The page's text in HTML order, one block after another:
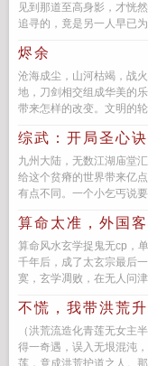
见到那道至高身影，才恍
追寻的，竟是另一人早已
烬余
沧海成尘，山河枯竭，战
地，刀剑相交组成华美的
带来怎样的改变。文明的
综武：开局圣心
九州大陆，无数江湖庙堂
给这个贫瘠的世界带来亿
有点不同。一个小乞丐说
算命太准，外国
算命风水玄学捉鬼无cp，
千年后，成了太玄宗最后
寞，玄学凋败，在无人问
不慌，我带洪荒
（洪荒流造化青莲无女主
得一奇遇，误入无垠混沌
莲，竟成洪荒护道之人。